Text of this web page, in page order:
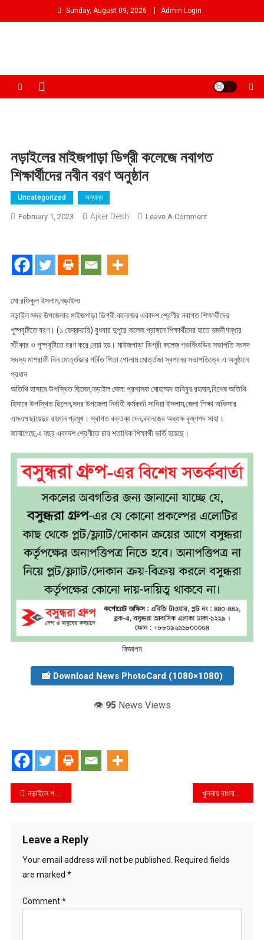
to
Sunday, August 09, 2026 Admin Login
নড়াইলের মাইজপাড়া ডিগ্রী কলেজে নবাগত
শিক্ষার্থীদের নবীন বরণ অনুষ্ঠান
Uncategorized অন্যান্য
February 1, 2023 Ajker Desh Leave A CommentOn
নবীন
মো:রফিকুল ইসলাম,নড়াইলঃ
নড়াইল সদর উপজেলার মাইজপাড়া ডিগ্রী কলেজের একাদশ শ্রেণীর নবাগত শিক্ষার্থীদের
পুষ্পবৃষ্টিতে বরণ। (১ ফেব্রুয়ারি) বুধবার দুপুরে কলেজ প্রাঙ্গনে শিক্ষার্থীদের হাতে রজনীগন্ধার
স্টীকার ও পুষ্পবৃষ্টিতে বরণ করে নেয়া হয়। মাইজপাড়া ডিগ্রী কলেজ গভর্নিংবডির সভাপতি সংসদ
সদস্য মাশরাফী বিন মোর্ত্তজার গর্বিত পিতা গোলাম মোর্ত্তজা স্বপনের সভাপতিত্বে এ অনুষ্ঠানে
প্রধান
অতিথি হাসাবে উপস্থিত ছিলেন,নড়াইল জেলা প্রশাসক মোহাম্মদ হাবিবুর রহমান,বিশেষ অতিথি
হিসাবে উপস্থিত ছিলেন,সদর উপজেলা নির্বাহী কর্মকর্তা সাদিয়া ইসলাম,জেলা শিক্ষা অফিসার
এসএম ছায়েদুর রহমান প্রমূখ। স্বাগত বক্তব্য দেন,কলেজের অধ্যক্ষ কৃষ্ণপদ সাহা।
জানাগেছে,এ বছর একাদশ শ্রেণীতে চার শতাধিক শিক্ষার্থী ভর্তি হয়েছে।
বিজ্ঞাপন
📸 Download News PhotoCard (1080×1080)
👁️ 95News Views
Post
নড়াইলে শরিফুল ও জামাল গ্রুপের মধ্যে আধিপত্য বিস্তারকে কেন্দ্র করে বাড়ি ঘর ভাংচুর ও লুটপাট খুলনায় বাংলাদেশ মেডিক্যাল এসোসিয়েশন (বিএমএ) এর সংবাদ সম্মেলন অনুষ্ঠিত
Leave a Reply
Your email address will not be published. Required fields
are marked *
Comment*